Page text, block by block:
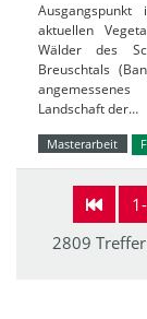
aktuellen
Wälder des
Breuschtals
Landschaft der…
Masterarbeit
2809 Treffer